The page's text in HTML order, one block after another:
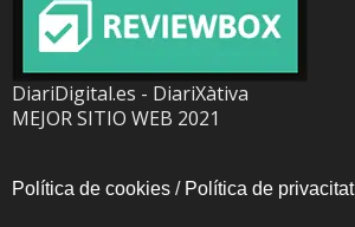
DiariDigital.es - DiariXàtiva
MEJOR SITIO WEB 2021
Política de cookies / Política de privacitat